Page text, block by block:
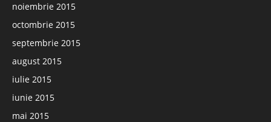
noiembrie 2015
octombrie 2015
septembrie 2015
august 2015
iulie 2015
iunie 2015
mai 2015